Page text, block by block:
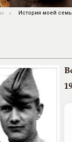
История моей